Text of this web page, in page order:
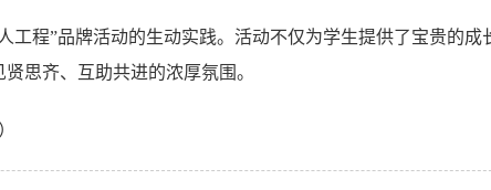
工程”品牌活动的生动实践。活动不仅为学生提供了宝贵的成
思齐、互助共进的浓厚氛围。